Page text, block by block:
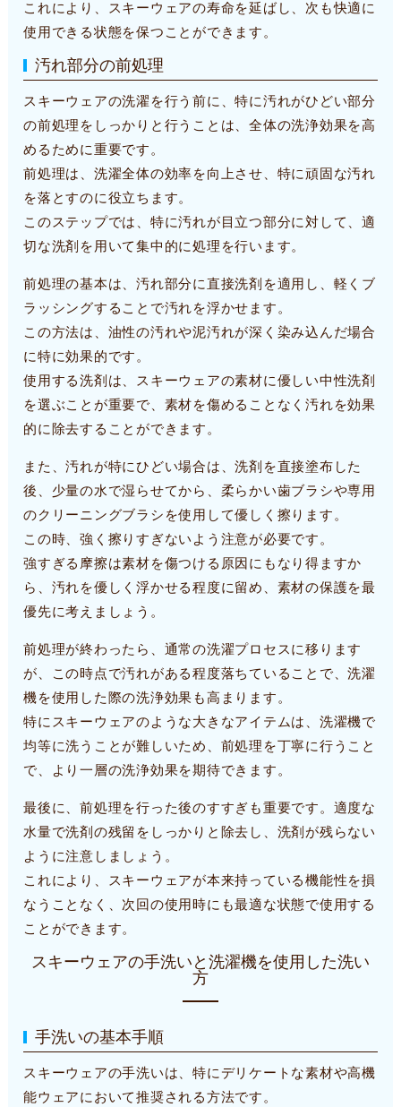
これにより、スキーウェアの寿命を延ばし、次も快適に
使用できる状態を保つことができます。
汚れ部分の前処理
スキーウェアの洗濯を行う前に、特に汚れがひどい部分
の前処理をしっかりと行うことは、全体の洗浄効果を高
めるために重要です。
前処理は、洗濯全体の効率を向上させ、特に頑固な汚れ
を落とすのに役立ちます。
このステップでは、特に汚れが目立つ部分に対して、適
切な洗剤を用いて集中的に処理を行います。
前処理の基本は、汚れ部分に直接洗剤を適用し、軽くブ
ラッシングすることで汚れを浮かせます。
この方法は、油性の汚れや泥汚れが深く染み込んだ場合
に特に効果的です。
使用する洗剤は、スキーウェアの素材に優しい中性洗剤
を選ぶことが重要で、素材を傷めることなく汚れを効果
的に除去することができます。
また、汚れが特にひどい場合は、洗剤を直接塗布した
後、少量の水で湿らせてから、柔らかい歯ブラシや専用
のクリーニングブラシを使用して優しく擦ります。
この時、強く擦りすぎないよう注意が必要です。
強すぎる摩擦は素材を傷つける原因にもなり得ますか
ら、汚れを優しく浮かせる程度に留め、素材の保護を最
優先に考えましょう。
前処理が終わったら、通常の洗濯プロセスに移ります
が、この時点で汚れがある程度落ちていることで、洗濯
機を使用した際の洗浄効果も高まります。
特にスキーウェアのような大きなアイテムは、洗濯機で
均等に洗うことが難しいため、前処理を丁寧に行うこと
で、より一層の洗浄効果を期待できます。
最後に、前処理を行った後のすすぎも重要です。適度な
水量で洗剤の残留をしっかりと除去し、洗剤が残らない
ように注意しましょう。
これにより、スキーウェアが本来持っている機能性を損
なうことなく、次回の使用時にも最適な状態で使用する
ことができます。
スキーウェアの手洗いと洗濯機を使用した洗い
方
手洗いの基本手順
スキーウェアの手洗いは、特にデリケートな素材や高機
能ウェアにおいて推奨される方法です。